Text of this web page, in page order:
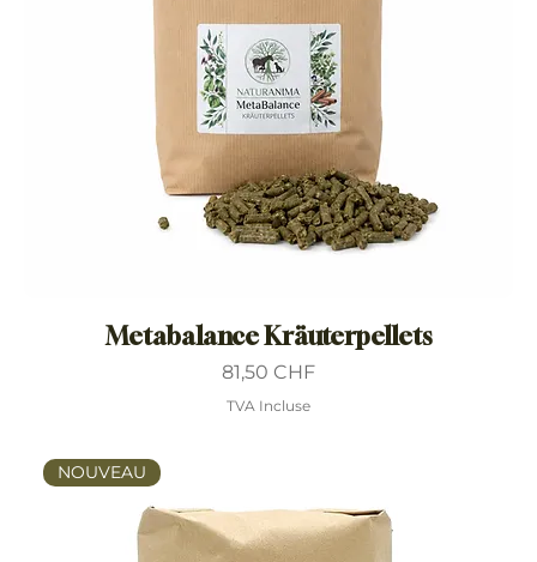
Metabalance Kräuterpellets
Prix
81,50 CHF
TVA Incluse
NOUVEAU